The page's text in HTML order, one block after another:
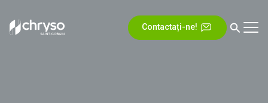
Contactați-ne!